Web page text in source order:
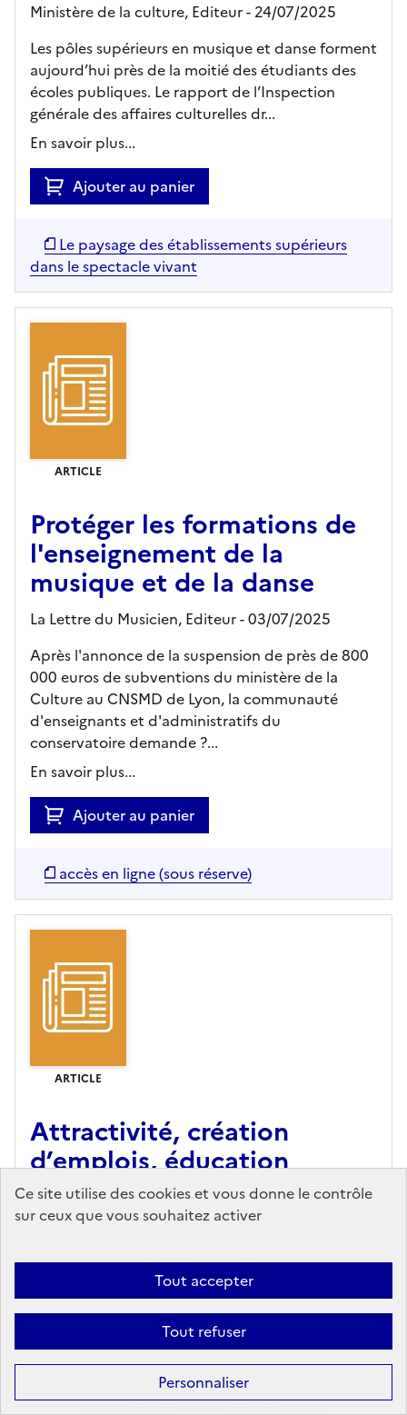
Ce site utilise des cookies et vous donne le contrôle
sur ceux que vous souhaitez activer
Tout accepter
Tout refuser
Personnaliser
Ministère de la culture, Editeur- 24/07/2025
Les pôles supérieurs en musique et danse forment
aujourd’hui près de la moitié des étudiants des
écoles publiques. Le rapport de l’Inspection
générale des affaires culturelles dr...
En savoir plus...
Ajouter au panier
Le paysage des établissements supérieurs
dans le spectacle vivant
ARTICLE
Protéger les formations de
l'enseignement de la
musique et de la danse
La Lettre du Musicien, Editeur- 03/07/2025
Après l'annonce de la suspension de près de 800
000 euros de subventions du ministère de la
Culture au CNSMD de Lyon, la communauté
d'enseignants et d'administratifs du
conservatoire demande ?...
En savoir plus...
Ajouter au panier
accès en ligne (sous réserve)
ARTICLE
Attractivité, création
d’emplois, éducation
artistique... Les festivals, si
chers mais si indispensables
Le Figaro - N°25143 27/06/2025
ENQUÊTE - Entre retombées économiques,
maillage culturel et sauvegarde du patrimoine,
ces manifestations font la fierté de nos villages,
villes, départements ou régions. Une exception
culturelle que le monde...